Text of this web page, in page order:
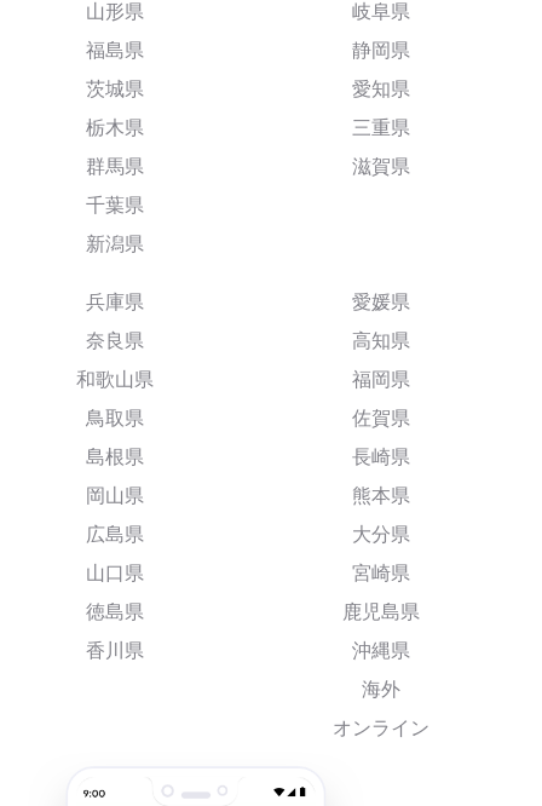
山形県
福島県
茨城県
栃木県
群馬県
千葉県
新潟県
岐阜県
静岡県
愛知県
三重県
滋賀県
兵庫県
奈良県
和歌山県
鳥取県
島根県
岡山県
広島県
山口県
徳島県
香川県
愛媛県
高知県
福岡県
佐賀県
長崎県
熊本県
大分県
宮崎県
鹿児島県
沖縄県
海外
オンライン